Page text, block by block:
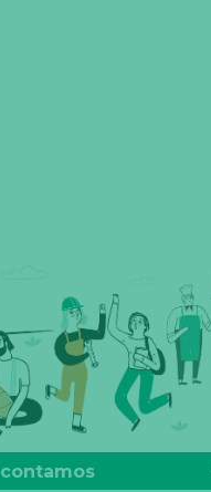
contamos